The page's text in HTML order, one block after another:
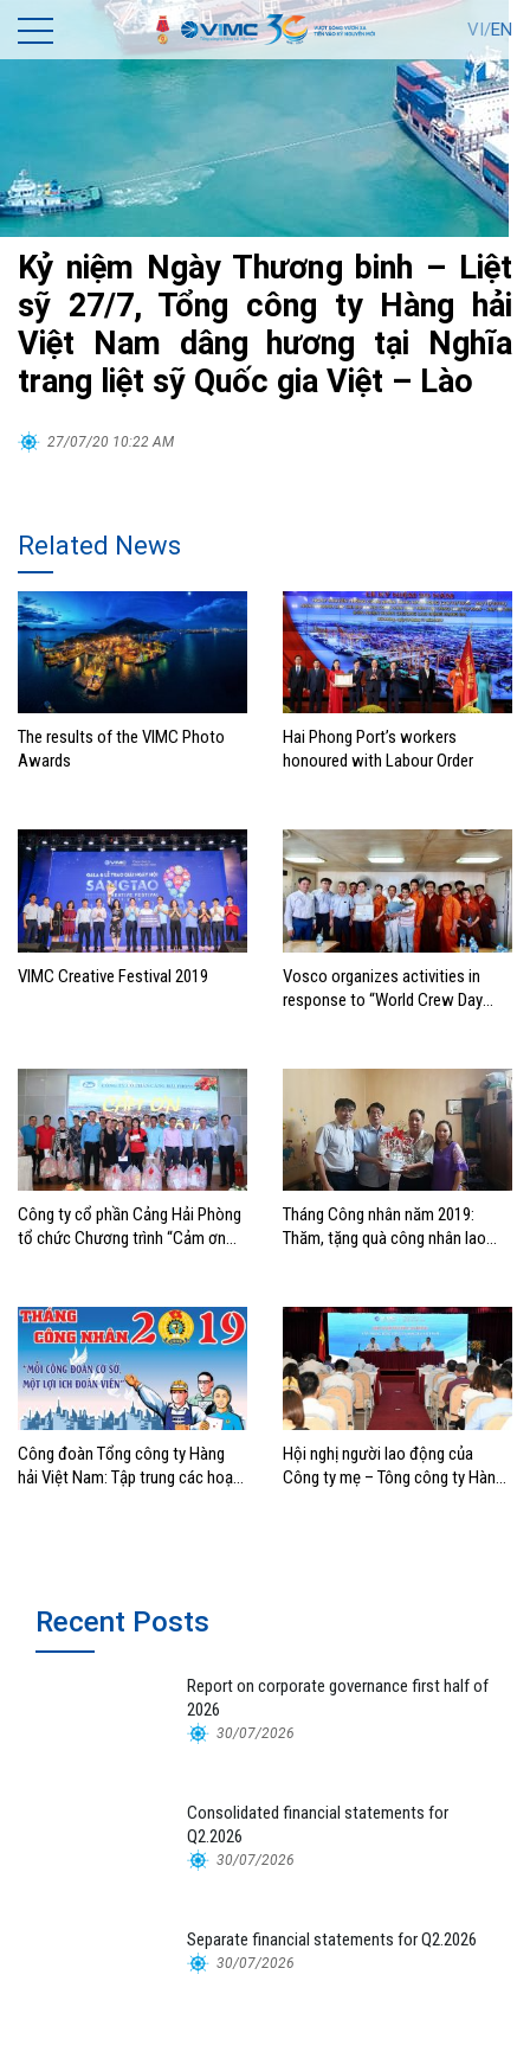
VI/EN
Kỷ niệm Ngày Thương binh – Liệt
sỹ 27/7, Tổng công ty Hàng hải
Việt Nam dâng hương tại Nghĩa
trang liệt sỹ Quốc gia Việt – Lào
27/07/20 10:22 AM
Related News
The results of the VIMC Photo
Awards
Hai Phong Port’s workers
honoured with Labour Order
VIMC Creative Festival 2019
Vosco organizes activities in
response to “World Crew Day
Công ty cổ phần Cảng Hải Phòng
tổ chức Chương trình “Cảm ơn
Tháng Công nhân năm 2019:
Thăm, tặng quà công nhân lao
Phòng
Công đoàn Tổng công ty Hàng
hải Việt Nam: Tập trung các hoạt
Hội nghị người lao động của
Công ty mẹ – Tông công ty Hàng
Recent Posts
Report on corporate governance first half of
2026
30/07/2026
Consolidated financial statements for
Q2.2026
30/07/2026
Separate financial statements for Q2.2026
30/07/2026